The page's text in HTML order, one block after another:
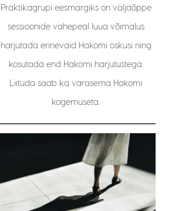
Praktikagrupi eesmärgiks on väljaõppe
sessioonide vahepeal luua võimalus
harjutada erinevaid Hakomi oskusi ning
kosutada end Hakomi harjutustega.
Liituda saab ka varasema Hakomi
kogemuseta.